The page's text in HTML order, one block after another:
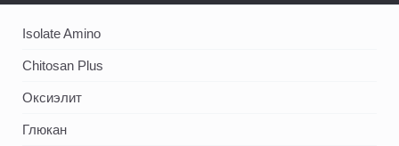
Isolate Amino
Chitosan Plus
Оксиэлит
Глюкан